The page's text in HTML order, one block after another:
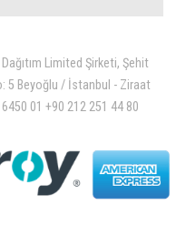
Limited Şirketi, Şehit
5 Beyoğlu / İstanbul - Ziraat
01 +90 212 251 44 80